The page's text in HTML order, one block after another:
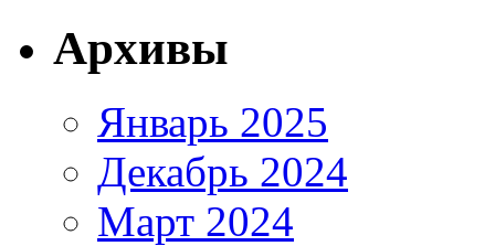
Архивы
Январь 2025
Декабрь 2024
Март 2024